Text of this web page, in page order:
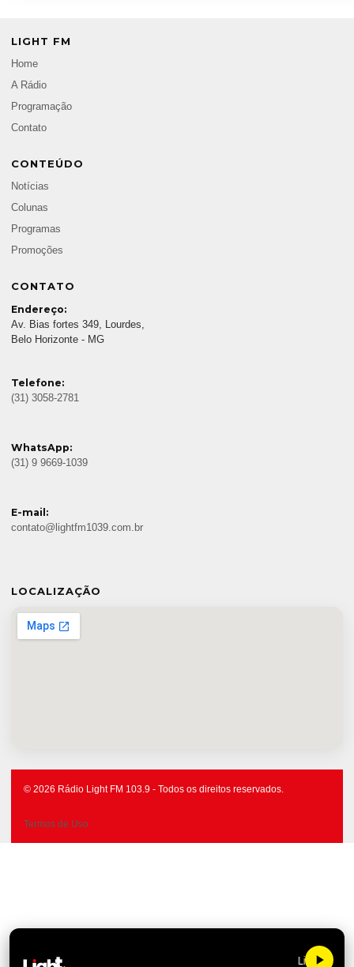
LIGHT FM
Home
A Rádio
Programação
Contato
CONTEÚDO
Notícias
Colunas
Programas
Promoções
CONTATO
Endereço:
Av. Bias fortes 349, Lourdes,
Belo Horizonte - MG
Telefone:
(31) 3058-2781
WhatsApp:
(31) 9 9669-1039
E-mail:
contato@lightfm1039.com.br
LOCALIZAÇÃO
© 2026 Rádio Light FM 103.9 - Todos os direitos reservados.
Termos de Uso
Light FM